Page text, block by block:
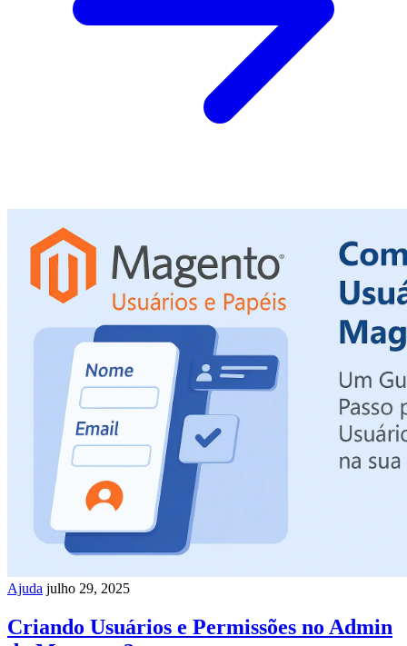
Ajuda julho 29, 2025
Criando Usuários e Permissões no Admin